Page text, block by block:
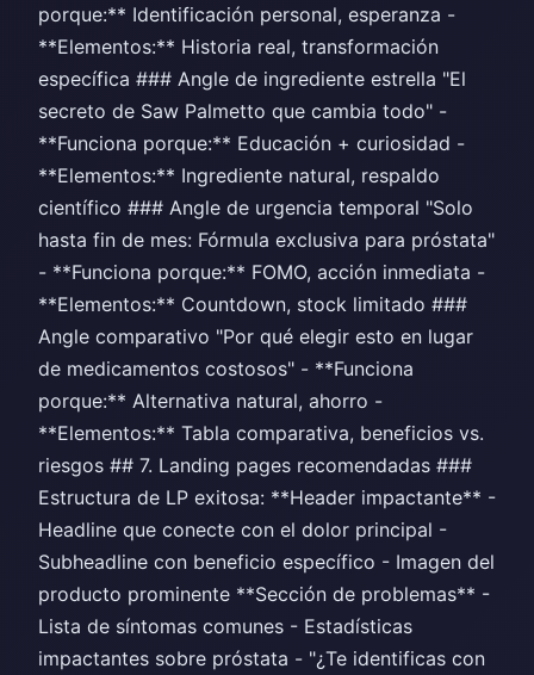
porque:** Identificación personal, esperanza -
**Elementos:** Historia real, transformación
específica ### Angle de ingrediente estrella "El
secreto de Saw Palmetto que cambia todo" -
**Funciona porque:** Educación + curiosidad -
**Elementos:** Ingrediente natural, respaldo
científico ### Angle de urgencia temporal "Solo
hasta fin de mes: Fórmula exclusiva para próstata"
- **Funciona porque:** FOMO, acción inmediata -
**Elementos:** Countdown, stock limitado ###
Angle comparativo "Por qué elegir esto en lugar
de medicamentos costosos" - **Funciona
porque:** Alternativa natural, ahorro -
**Elementos:** Tabla comparativa, beneficios vs.
riesgos ## 7. Landing pages recomendadas ###
Estructura de LP exitosa: **Header impactante** -
Headline que conecte con el dolor principal -
Subheadline con beneficio específico - Imagen del
producto prominente **Sección de problemas** -
Lista de síntomas comunes - Estadísticas
impactantes sobre próstata - "¿Te identificas con